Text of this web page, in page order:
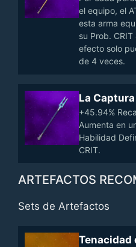
el equipo, el
esta arma
su Prob.
efecto solo
de 4 veces.
La Captura
+45.94%
Aumenta en
Habilidad
CRIT.
ARTEFACTOS
Sets de Artefactos
Tenacidad